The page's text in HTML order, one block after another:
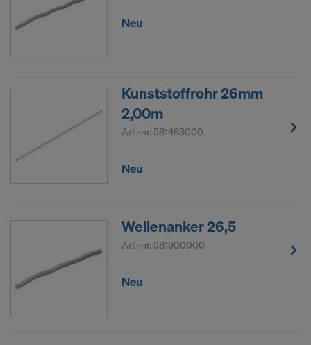
Neu
Kunststoffrohr 26mm
2,00m
Art.-nr. 581463000
Neu
Wellenanker 26,5
Art.-nr. 581900000
Neu